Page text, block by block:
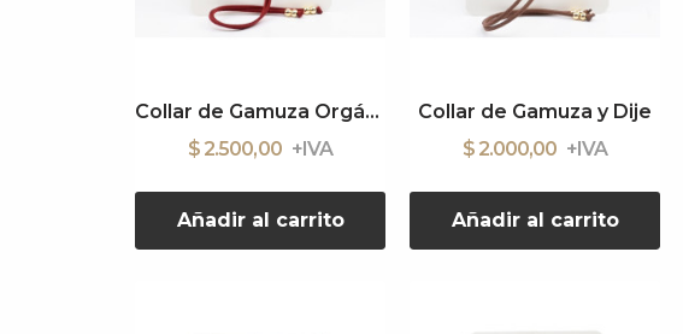
Collar de Gamuza Orgánico
$ 2.500,00
Añadir al carrito
Collar de Gamuza y Dije
$ 2.000,00
Añadir al carrito